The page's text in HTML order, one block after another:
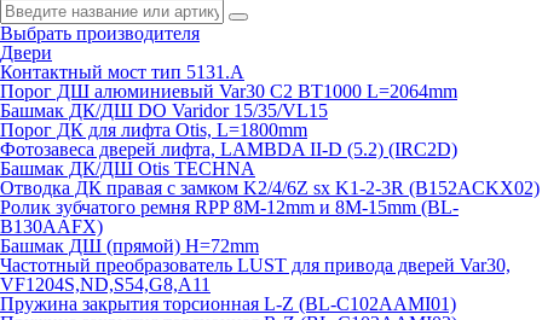
Выбрать производителя
Двери
Контактный мост тип 5131.A
Порог ДШ алюминиевый Var30 C2 BT1000 L=2064mm
Башмак ДК/ДШ DO Varidor 15/35/VL15
Порог ДК для лифта Otis, L=1800mm
Фотозавеса дверей лифта, LAMBDA II-D (5.2) (IRC2D)
Башмак ДК/ДШ Otis TECHNA
Отводка ДК правая с замком K2/4/6Z sx K1-2-3R (B152ACKX02)
Ролик зубчатого ремня RPP 8M-12mm и 8M-15mm (BL-
B130AAFX)
Башмак ДШ (прямой) H=72mm
Частотный преобразователь LUST для привода дверей Var30,
VF1204S,ND,S54,G8,A11
Пружина закрытия торсионная L-Z (BL-C102AAMI01)